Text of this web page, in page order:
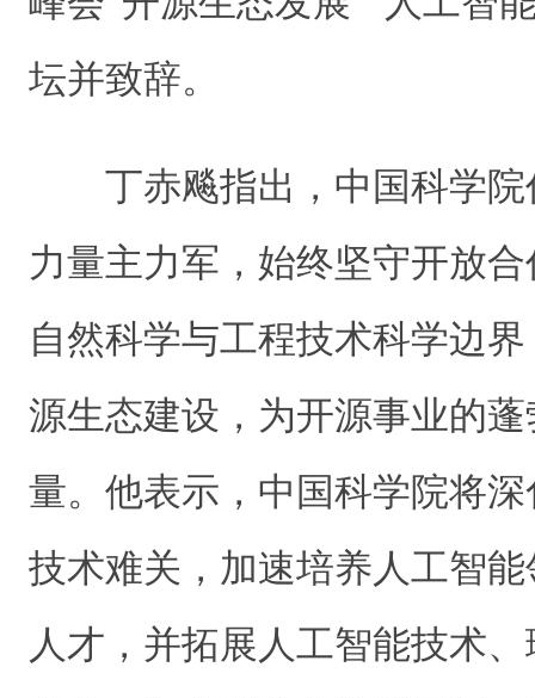
坛并致辞。
丁赤飚指出，中国科学
力量主力军，始终坚守开放
自然科学与工程技术科学边
源生态建设，为开源事业的
量。他表示，中国科学院将
技术难关，加速培养人工智
人才，并拓展人工智能技术